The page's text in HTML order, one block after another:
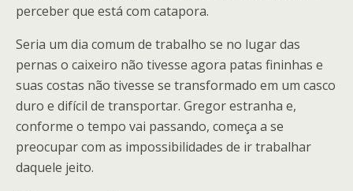
perceber que está com catapora.
Seria um dia comum de trabalho se no lugar das
pernas o caixeiro não tivesse agora patas fininhas e
suas costas não tivesse se transformado em um casco
duro e difícil de transportar. Gregor estranha e,
conforme o tempo vai passando, começa a se
preocupar com as impossibilidades de ir trabalhar
daquele jeito.